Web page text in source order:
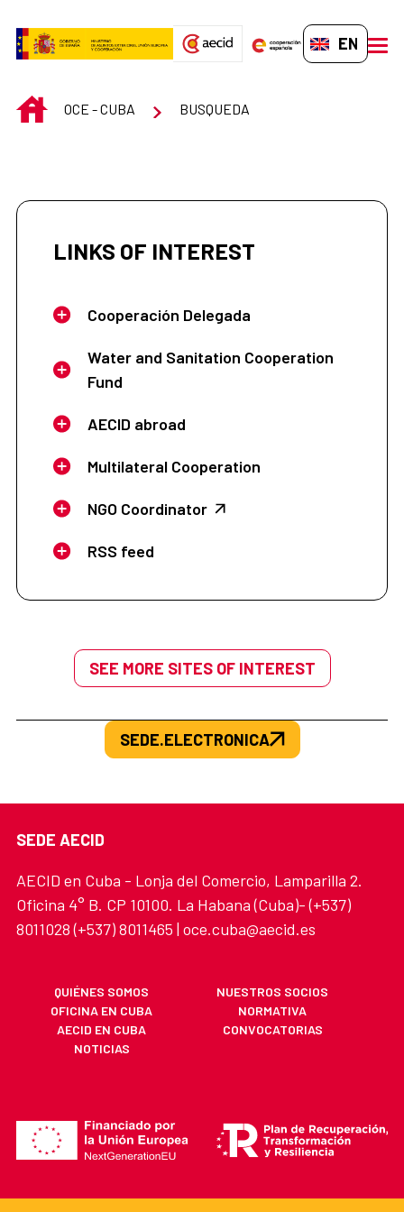
EN-GB
INICIOOCE - CUBA BUSQUEDA
LINKS OF INTEREST
Cooperación Delegada
Water and Sanitation Cooperation
Fund
AECID abroad
Multilateral Cooperation
NGO Coordinator
RSS feed
SEE MORE SITES OF INTEREST
SEDE.ELECTRONICA
SEDE AECID
AECID en Cuba - Lonja del Comercio, Lamparilla 2.
Oficina 4° B. CP 10100. La Habana (Cuba)- (+537)
8011028 (+537) 8011465 | oce.cuba@aecid.es
QUIÉNES SOMOS
NUESTROS SOCIOS
OFICINA EN CUBA
NORMATIVA
AECID EN CUBA
CONVOCATORIAS
NOTICIAS